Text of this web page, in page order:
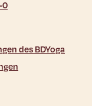
0
des BDYoga